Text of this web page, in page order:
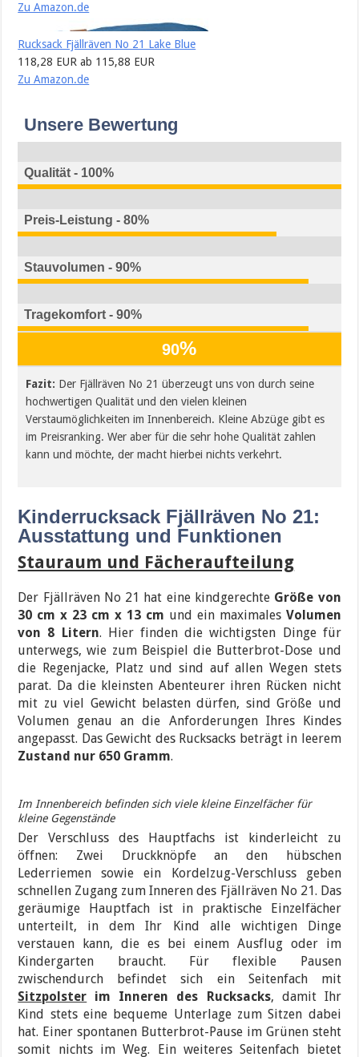
Zu Amazon.de
Rucksack Fjällräven No 21 Lake Blue
118,28 EUR ab 115,88 EUR
Zu Amazon.de
Unsere Bewertung
Qualität - 100%
Preis-Leistung - 80%
Stauvolumen - 90%
Tragekomfort - 90%
90%
Fazit: Der Fjällräven No 21 überzeugt uns von durch seine
hochwertigen Qualität und den vielen kleinen
Verstaumöglichkeiten im Innenbereich. Kleine Abzüge gibt es
im Preisranking. Wer aber für die sehr hohe Qualität zahlen
kann und möchte, der macht hierbei nichts verkehrt.
Kinderrucksack Fjällräven No 21:
Ausstattung und Funktionen
Stauraum und Fächeraufteilung
Der Fjällräven No 21 hat eine kindgerechte Größe von
30 cm x 23 cm x 13 cm und ein maximales Volumen
von 8 Litern. Hier finden die wichtigsten Dinge für
unterwegs, wie zum Beispiel die Butterbrot-Dose und
die Regenjacke, Platz und sind auf allen Wegen stets
parat. Da die kleinsten Abenteurer ihren Rücken nicht
mit zu viel Gewicht belasten dürfen, sind Größe und
Volumen genau an die Anforderungen Ihres Kindes
angepasst. Das Gewicht des Rucksacks beträgt in leerem
Zustand nur 650 Gramm.
Im Innenbereich befinden sich viele kleine Einzelfächer für
kleine Gegenstände
Der Verschluss des Hauptfachs ist kinderleicht zu
öffnen: Zwei Druckknöpfe an den hübschen
Lederriemen sowie ein Kordelzug-Verschluss geben
schnellen Zugang zum Inneren des Fjällräven No 21. Das
geräumige Hauptfach ist in praktische Einzelfächer
unterteilt, in dem Ihr Kind alle wichtigen Dinge
verstauen kann, die es bei einem Ausflug oder im
Kindergarten braucht. Für flexible Pausen
zwischendurch befindet sich ein Seitenfach mit
Sitzpolster im Inneren des Rucksacks, damit Ihr
Kind stets eine bequeme Unterlage zum Sitzen dabei
hat. Einer spontanen Butterbrot-Pause im Grünen steht
somit nichts im Weg. Ein weiteres Seitenfach bietet